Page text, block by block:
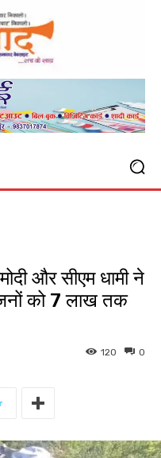
और सीएम धामी ने
को 7 लाख तक
0
120